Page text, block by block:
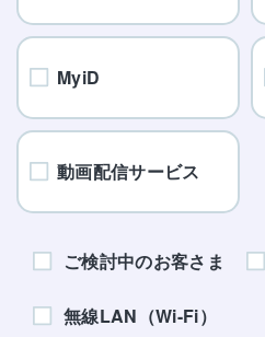
MyiD
動画配信サービス
ご検討中のお客さま
無線LAN（Wi-Fi）